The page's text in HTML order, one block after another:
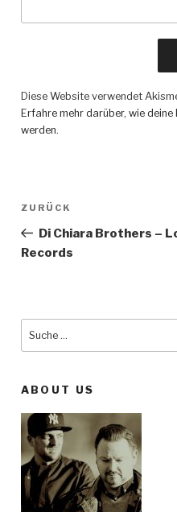
Diese Website verwendet
Erfahre mehr darüber, wie
werden.
Beitragsnavigation
Vorheriger
ZURÜCK
Di Chiara Brothers –
Records
ABOUT US